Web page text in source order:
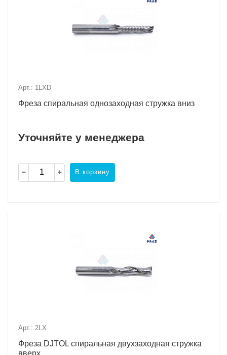
Арт.: 1LXD
Фреза спиральная однозаходная стружка вниз
Уточняйте у менеджера
В корзину
Арт.: 2LX
Фреза DJTOL спиральная двухзаходная стружка
вверх